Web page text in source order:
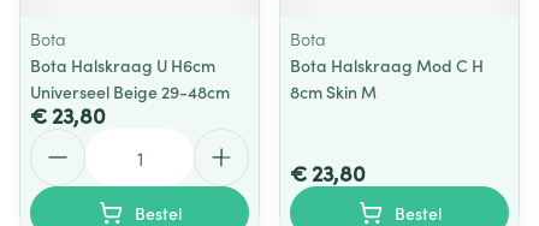
Bota
Bota Halskraag U H6cm
Universeel Beige 29-48cm
€ 23,80
Bestel
Bota
Bota Halskraag Mod C H
8cm Skin M
€ 23,80
Bestel